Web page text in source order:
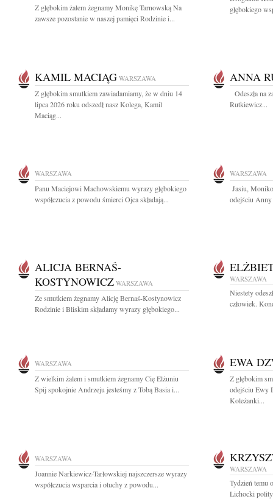
Z głębokim żalem żegnamy Monikę Tarnowską Na
zawsze pozostanie w naszej pamięci Rodzinie i...
głębokiego
KAMIL MACIĄG WARSZAWA
Z głębokim smutkiem zawiadamiamy, że w dniu 14
lipca 2026 roku odszedł nasz Kolega, Kamil
Maciąg...
ANNA
Odeszła na
Rutkiewicz...
WARSZAWA
Panu Maciejowi Machowskiemu wyrazy głębokiego
współczucia z powodu śmierci Ojca składają...
WARSZAWA
Jasiu,
odejściu
ALICJA BERNAŚ-
KOSTYNOWICZ WARSZAWA
Ze smutkiem żegnamy Alicję Bernaś-Kostynowicz
Rodzinie i Bliskim składamy wyrazy głębokiego...
WARSZAWA
Niestety
człowiek.
WARSZAWA
Z wielkim żalem i smutkiem żegnamy Cię Elżuniu
Spij spokojnie Andrzeju jesteśmy z Tobą Basia i...
EWA
Z głębokim
odejściu Ewy
Koleżanki...
WARSZAWA
Joannie Narkiewicz-Tarłowskiej najszczersze wyrazy
współczucia wsparcia i otuchy z powodu...
WARSZAWA
Tydzień temu
Lichocki